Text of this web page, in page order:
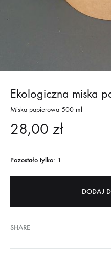
Ekologiczna miska
Miska papierowa 500 ml
28,00 zł
Pozostało tylko: 1
DODAJ
SHARE